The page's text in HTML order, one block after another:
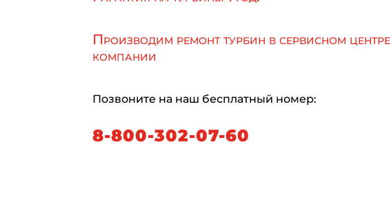
Производим ремонт турбин в сервисном центре
компании
Позвоните на наш бесплатный номер:
8-800-302-07-60